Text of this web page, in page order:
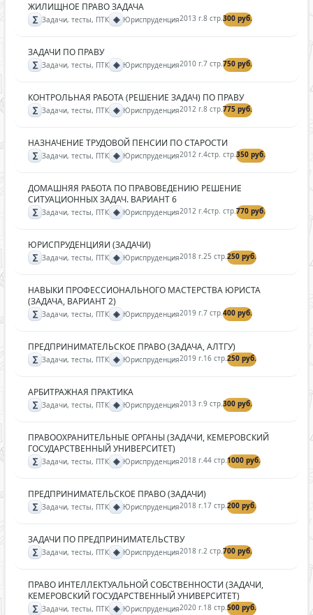
ЖИЛИЩНОЕ ПРАВО ЗАДАЧА
∑ Задачи, тесты, ПТК ◈ Юриспруденция2013 г.8 стр.300 руб.
ЗАДАЧИ ПО ПРАВУ
∑ Задачи, тесты, ПТК ◈ Юриспруденция2010 г.7 стр.750 руб.
КОНТРОЛЬНАЯ РАБОТА (РЕШЕНИЕ ЗАДАЧ) ПО ПРАВУ
∑ Задачи, тесты, ПТК ◈ Юриспруденция2012 г.8 стр.775 руб.
НАЗНАЧЕНИЕ ТРУДОВОЙ ПЕНСИИ ПО СТАРОСТИ
∑ Задачи, тесты, ПТК ◈ Юриспруденция2012 г.4стр. стр.350 руб.
ДОМАШНЯЯ РАБОТА ПО ПРАВОВЕДЕНИЮ РЕШЕНИЕ
СИТУАЦИОННЫХ ЗАДАЧ. ВАРИАНТ 6
∑ Задачи, тесты, ПТК ◈ Юриспруденция2012 г.4стр. стр.770 руб.
ЮРИСПРУДЕНЦИЯИ (ЗАДАЧИ)
∑ Задачи, тесты, ПТК ◈ Юриспруденция2018 г.25 стр.250 руб.
НАВЫКИ ПРОФЕССИОНАЛЬНОГО МАСТЕРСТВА ЮРИСТА
(ЗАДАЧА, ВАРИАНТ 2)
∑ Задачи, тесты, ПТК ◈ Юриспруденция2019 г.7 стр.400 руб.
ПРЕДПРИНИМАТЕЛЬСКОЕ ПРАВО (ЗАДАЧА, АЛТГУ)
∑ Задачи, тесты, ПТК ◈ Юриспруденция2019 г.16 стр.250 руб.
АРБИТРАЖНАЯ ПРАКТИКА
∑ Задачи, тесты, ПТК ◈ Юриспруденция2013 г.9 стр.300 руб.
ПРАВООХРАНИТЕЛЬНЫЕ ОРГАНЫ (ЗАДАЧИ, КЕМЕРОВСКИЙ
ГОСУДАРСТВЕННЫЙ УНИВЕРСИТЕТ)
∑ Задачи, тесты, ПТК ◈ Юриспруденция2018 г.44 стр.1000 руб.
ПРЕДПРИНИМАТЕЛЬСКОЕ ПРАВО (ЗАДАЧИ)
∑ Задачи, тесты, ПТК ◈ Юриспруденция2018 г.17 стр.200 руб.
ЗАДАЧИ ПО ПРЕДПРИНИМАТЕЛЬСТВУ
∑ Задачи, тесты, ПТК ◈ Юриспруденция2018 г.2 стр.700 руб.
ПРАВО ИНТЕЛЛЕКТУАЛЬНОЙ СОБСТВЕННОСТИ (ЗАДАЧИ,
КЕМЕРОВСКИЙ ГОСУДАРСТВЕННЫЙ УНИВЕРСИТЕТ)
∑ Задачи, тесты, ПТК ◈ Юриспруденция2020 г.18 стр.500 руб.